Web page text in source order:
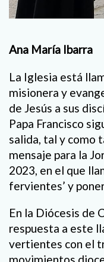
Ana María Ibarra
La Iglesia está
misionera y
de Jesús a sus
Papa Francisco
salida, tal y como
mensaje para la
2023, en el que
fervientes’ y poner
En la Diócesis de
respuesta a este
vertientes con el
movimientos